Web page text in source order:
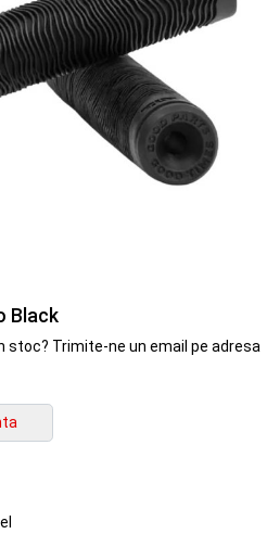
Black
stoc? Trimite-ne un email pe adresa